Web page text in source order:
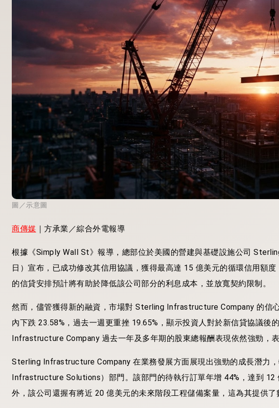
圖／示意圖
商傳媒 ｜方承業／綜合外電報導
根據《Simply Wall St》報導，總部位於美國的營建與基礎設施公司
日）宣布，已成功修改其信用協議，獲得最高達 15 億美元的循環信用額
的信貸安排預計將有助於降低該公司部分的利息成本，並放寬契約限制。
然而，儘管獲得新的融資，市場對 Sterling Infrastructure Company 的信
內下跌 23.58%，過去一週更重挫 19.65%，顯示投資人對於新信貸協議後
Infrastructure Company 過去一年及多年期的股東總報酬表現依然強勁，
Sterling Infrastructure Company 在業務發展方面展現出強勁的成長潛力
Infrastructure Solutions）部門。該部門的待執行訂單年增 44%，達到 12
外，該公司還握有將近 20 億美元的未來階段工程儲備案量，這為其提供了